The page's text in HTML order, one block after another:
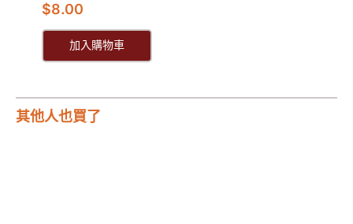
$8.00
加入購物車
其他人也買了